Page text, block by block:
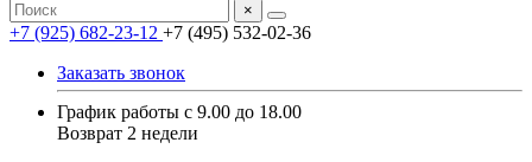
×
+7 (925) 682-23-12 +7 (495) 532-02-36
Заказать звонок
График работы с 9.00 до 18.00
Возврат 2 недели